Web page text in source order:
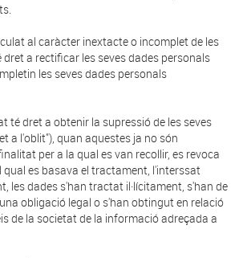
al caràcter inextacte o incomplet de les
dret a rectificar les seves dades personals
les seves dades personals
té dret a obtenir la supressió de les seves
a l'oblit"), quan aquestes ja no són
per a la qual es van recollir, es revoca
qual es basava el tractament, l'interssat
les dades s'han tractat il·lícitament, s'han de
obligació legal o s'han obtingut en relació
de la societat de la informació adreçada a